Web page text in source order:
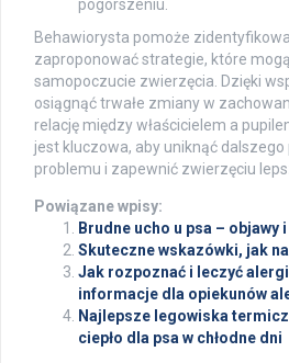
pogorszeniu.
Behawiorysta pomoże
zaproponować strategie, które
samopoczucie zwierzęcia. Dzięki
osiągnąć trwałe zmiany w
relację między właścicielem a
jest kluczowa, aby uniknąć dalszego
problemu i zapewnić zwierzęciu
Powiązane wpisy:
Brudne ucho u psa – objawy
Skuteczne wskazówki, jak
Jak rozpoznać i leczyć
informacje dla opiekunów
Najlepsze legowiska
ciepło dla psa w chłodne dni